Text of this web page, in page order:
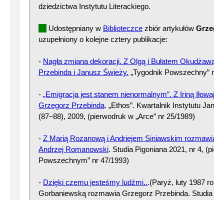
dziedzictwa Instytutu Literackiego.
Udostępniany w Biblioteczce zbiór artykułów
uzupełniony o kolejne cztery publikacje:
- Nagła zmiana dekoracji. Z Olgą i Bułatem Okudżawą
Przebinda i Janusz Świeży. „Tygodnik Powszechny” nr
- „Emigracja jest stanem nienormalnym”. Z Iriną
Grzegorz Przebinda. „Ethos”. Kwartalnik Instytutu Jana
(87–88), 2009, (pierwodruk w „Arce” nr 25/1989)
- Z Marią Rozanową i Andriejem Siniawskim
Andrzej Romanowski. Studia Pigoniana 2021, nr 4,
Powszechnym” nr 47/1993)
- Dzięki czemu jesteśmy ludźmi...(Paryż, luty 1987
Gorbaniewską rozmawia Grzegorz Przebinda. Studia